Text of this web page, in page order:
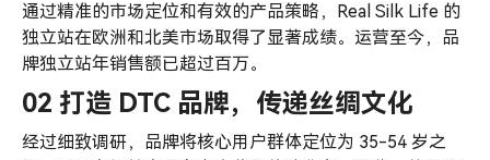
通过精准的市场定位和有效的产品策略，Real Silk Life 的
独立站在欧洲和北美市场取得了显著成绩。运营至今，品
牌独立站年销售额已超过百万。
02 打造 DTC 品牌，传递丝绸文化
经过细致调研，品牌将核心用户群体定位为 35-54 岁之